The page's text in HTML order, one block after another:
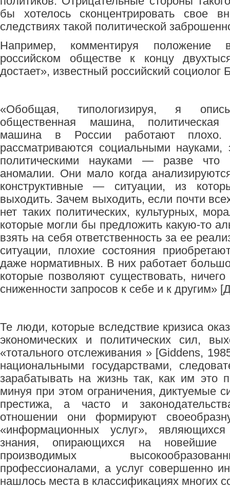
бы хотелось сконцентрировать свое
следствиях такой политической
Например, комментируя
российском обществе к концу
достает», известный российский
«Обобщая, типологизируя, я
общественная машина, политическая
машина в России работают плохо.
рассматриваются социальными науками,
политическими науками — разве
аномалии. Они мало когда
конструктивные — ситуации, из
выходить. Зачем выходить, если почти
нет таких политических, культурных,
которые могли бы предложить какую-то
взять на себя ответственность за ее
ситуации, плохие состояния
даже нормативных. В них работает
которые позволяют существовать,
сниженности запросов к себе и к другим»
Те люди, которые вследствие кризиса
экономических и политических сил,
«тотального отслеживания » [Giddens,
национальными государствами,
зарабатывать на жизнь так, как им это
минуя при этом ограничения, диктуемые
престижа, а часто и
отношении они формируют
«информационных услуг»,
знания, опирающихся на новейшие
производимых
профессионалами, а услуг совершенно
нашлось места в классификациях многих